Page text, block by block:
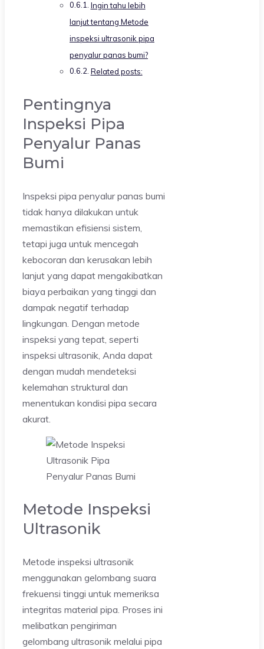
Ingin tahu lebih
lanjut tentang Metode
inspeksi ultrasonik pipa
penyalur panas bumi?
Related posts:
Pentingnya
Inspeksi Pipa
Penyalur Panas
Bumi
Inspeksi pipa penyalur panas bumi
tidak hanya dilakukan untuk
memastikan efisiensi sistem,
tetapi juga untuk mencegah
kebocoran dan kerusakan lebih
lanjut yang dapat mengakibatkan
biaya perbaikan yang tinggi dan
dampak negatif terhadap
lingkungan. Dengan metode
inspeksi yang tepat, seperti
inspeksi ultrasonik, Anda dapat
dengan mudah mendeteksi
kelemahan struktural dan
menentukan kondisi pipa secara
akurat.
Metode Inspeksi
Ultrasonik
Metode inspeksi ultrasonik
menggunakan gelombang suara
frekuensi tinggi untuk memeriksa
integritas material pipa. Proses ini
melibatkan pengiriman
gelombang ultrasonik melalui pipa